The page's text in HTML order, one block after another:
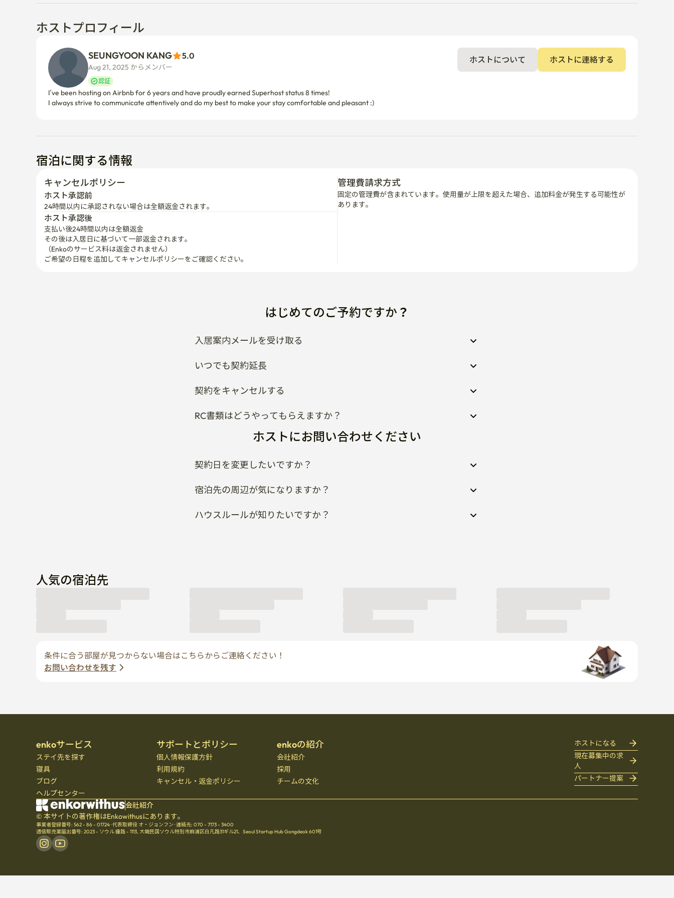
ホストプロフィール
SEUNGYOON KANG 5.0
Aug 21, 2025 からメンバー
認証
ホストについて ホストに連絡する
I’ve been hosting on Airbnb for 6 years and have proudly earned Superhost status 8 times!
宿泊に関する情報
キャンセルポリシー
ホスト承認前
24時間以内に承認されない場合は全額返金されます。
ホスト承認後
支払い後24時間以内は全額返金
その後は入居日に基づいて一部返金されます。
（Enkoのサービス料は返金されません）
ご希望の日程を追加してキャンセルポリシーをご確認ください。
管理費請求方式
固定の管理費が含まれています。使用量が上限を超えた場合、追加料金が発生する可能性が
あります。
はじめてのご予約ですか？
入居案内メールを受け取る
いつでも契約延長
契約をキャンセルする
RC書類はどうやってもらえますか？
ホストにお問い合わせください
契約日を変更したいですか？
宿泊先の周辺が気になりますか？
ハウスルールが知りたいですか？
人気の宿泊先
条件に合う部屋が見つからない場合はこちらからご連絡ください！
お問い合わせを残す
enkoサービス
ステイ先を探す
寝具
ブログ
ヘルプセンター
サポートとポリシー
個人情報保護方針
利用規約
キャンセル・返金ポリシー
enkoの紹介
会社紹介
採用
チームの文化
ホストになる
現在募集中の求
人
パートナー提案
会社紹介
© 本サイトの著作権はEnkowithusにあります。
事業者登録番号: 562 - 86 - 01724·代表取締役 オ・ジョンフン ·連絡先: 070 - 7173 - 3400
通信販売業届出番号: 2023 - ソウル 鍾路 - 1113, 大韓民国ソウル特別市麻浦区白凡路31ギル21、Seoul Startup Hub Gongdeok 601号